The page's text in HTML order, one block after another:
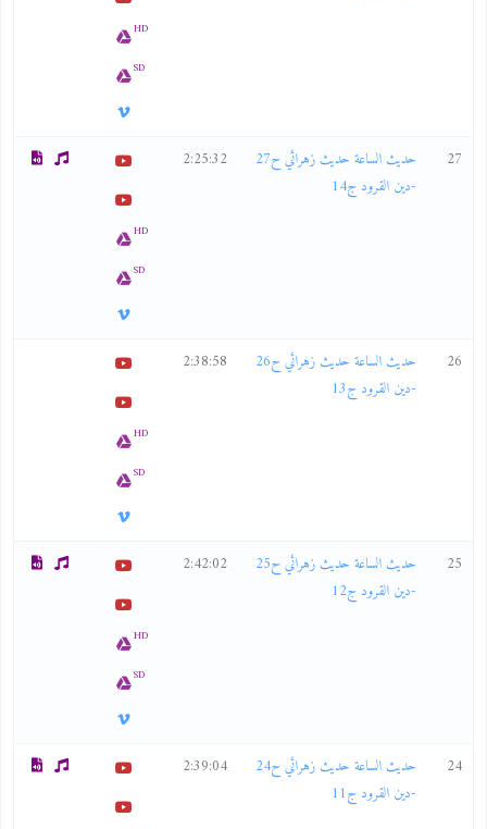
HD
SD
27
حديث الساعة حديث زهرائي ح27
-دين القرود ج14
2:25:32
HD
SD
26
حديث الساعة حديث زهرائي ح26
-دين القرود ج13
2:38:58
HD
SD
25
حديث الساعة حديث زهرائي ح25
-دين القرود ج12
2:42:02
HD
SD
24
حديث الساعة حديث زهرائي ح24
-دين القرود ج11
2:39:04